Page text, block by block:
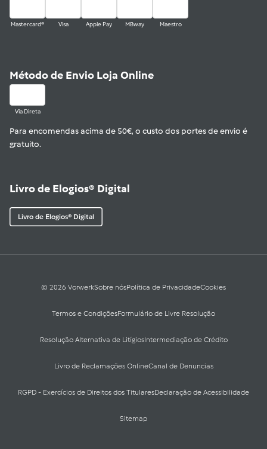
Mastercard® Visa Apple Pay MBway Maestro
Método de Envio Loja Online
Via Direta
Para encomendas acima de 50€, o custo dos portes de envio é
gratuito.
Livro de Elogios® Digital
Livro de Elogios® Digital
© 2026 VorwerkSobre nósPolítica de PrivacidadeCookies
Termos e CondiçõesFormulário de Livre Resolução
Resolução Alternativa de LitígiosIntermediação de Crédito
Livro de Reclamações OnlineCanal de Denuncias
RGPD - Exercícios de Direitos dos TitularesDeclaração de Acessibilidade
Sitemap